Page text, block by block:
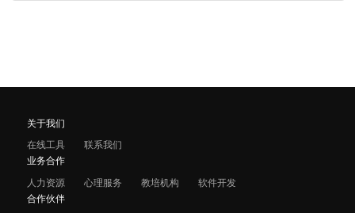
关于我们
在线工具
联系我们
业务合作
人力资源
心理服务 教培机构
软件开发
合作伙伴